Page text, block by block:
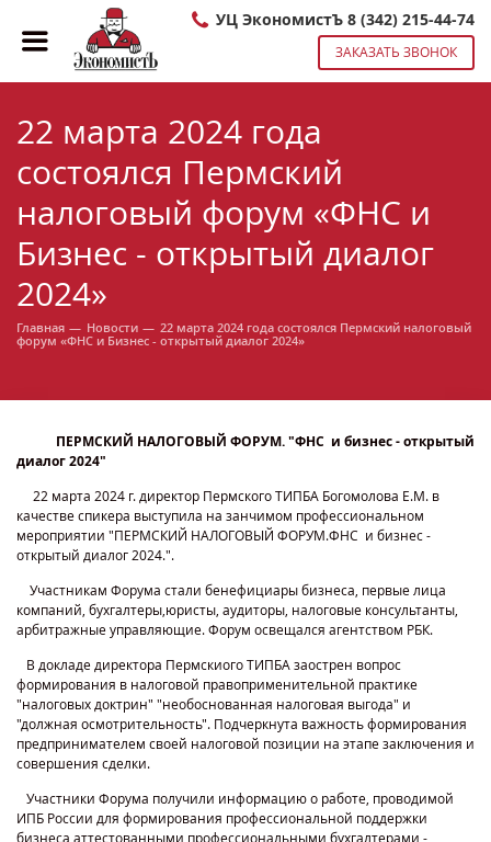
УЦ ЭкономистЪ 8 (342) 215-44-74
ЗАКАЗАТЬ ЗВОНОК
22 марта 2024 года
состоялся Пермский
налоговый форум «ФНС и
Бизнес - открытый диалог
2024»
Главная — Новости — 22 марта 2024 года состоялся Пермский налоговый
форум «ФНС и Бизнес - открытый диалог 2024»
ПЕРМСКИЙ НАЛОГОВЫЙ ФОРУМ. "ФНС и бизнес - открытый
диалог 2024"
22 марта 2024 г. директор Пермского ТИПБА Богомолова Е.М. в
качестве спикера выступила на занчимом профессиональном
мероприятии "ПЕРМСКИЙ НАЛОГОВЫЙ ФОРУМ.ФНС и бизнес -
открытый диалог 2024.".
Участникам Форума стали бенефициары бизнеса, первые лица
компаний, бухгалтеры,юристы, аудиторы, налоговые консультанты,
арбитражные управляющие. Форум освещался агентством РБК.
В докладе директора Пермскиого ТИПБА заострен вопрос
формирования в налоговой правоприменительной практике
"налоговых доктрин" "необоснованная налоговая выгода" и
"должная осмотрительность". Подчеркнута важность формирования
предпринимателем своей налоговой позиции на этапе заключения и
совершения сделки.
Участники Форума получили информацию о работе, проводимой
ИПБ России для формирования профессиональной поддержки